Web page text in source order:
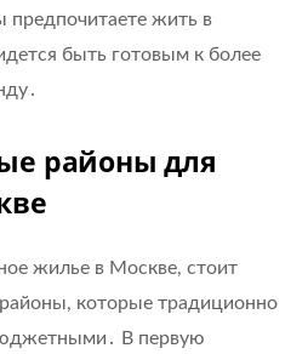
предпочитаете жить в
быть готовым к более
районы для
жилье в Москве, стоит
которые традиционно
В первую